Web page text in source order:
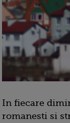
In fiecare
romanesti si